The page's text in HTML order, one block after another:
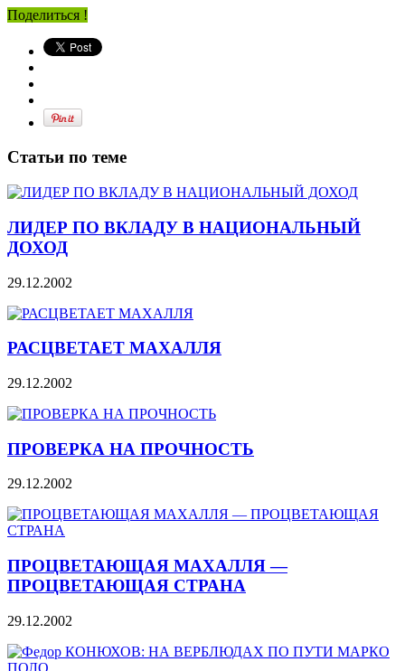
Поделиться !
Статьи по теме
ЛИДЕР ПО ВКЛАДУ В НАЦИОНАЛЬНЫЙ
ДОХОД
29.12.2002
РАСЦВЕТАЕТ МАХАЛЛЯ
29.12.2002
ПРОВЕРКА НА ПРОЧНОСТЬ
29.12.2002
ПРОЦВЕТАЮЩАЯ МАХАЛЛЯ —
ПРОЦВЕТАЮЩАЯ СТРАНА
29.12.2002